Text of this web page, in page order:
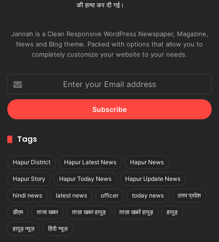
Jannah is a Clean Responsive WordPress Newspaper, Magazine,
News and Blog theme. Packed with options that allow you to
completely customize your website to your needs.
your
Email
address
Tags
Hapur District Hapur Latest News Hapur News
Hapur Story Hapur Today News Hapur Update News
hindi news latest news officer today news उत्तर प्रदेश
डीएम ताजा खबर ताज़ा खबर हापुड़ ताज़ा खबरें हापुड़ हापुड़
हापुड़ न्यूज़ हिंदी न्यूज़